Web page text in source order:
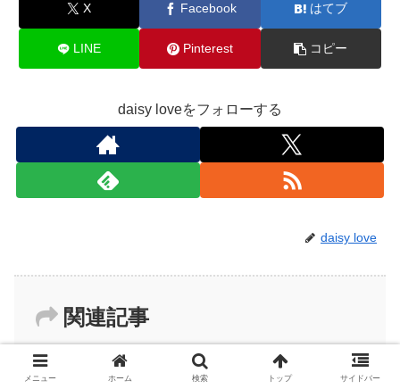
X Facebook はてブ
LINE Pinterest コピー
daisy loveをフォローする
daisy love
関連記事
真犯人フラグ４話ネタバレ感想と考
メニュー ホーム 検索 トップ サイドバー